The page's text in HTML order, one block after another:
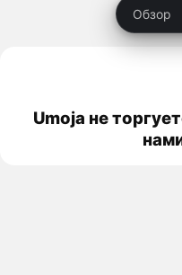
Обзор
Umoja не